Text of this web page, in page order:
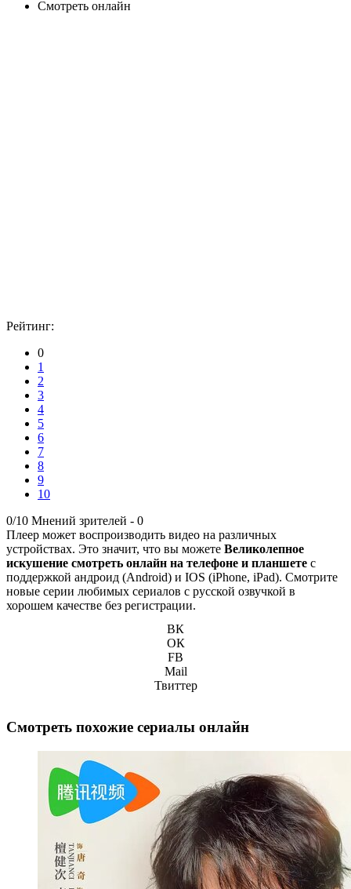
Смотреть онлайн
Рейтинг:
0
1
2
3
4
5
6
7
8
9
10
0/10 Мнений зрителей - 0
Плеер может воспроизводить видео на различных
устройствах. Это значит, что вы можете Великолепное
искушение смотреть онлайн на телефоне и планшете с
поддержкой андроид (Android) и IOS (iPhone, iPad). Смотрите
новые серии любимых сериалов с русской озвучкой в
хорошем качестве без регистрации.
ВК
ОК
FB
Mail
Твиттер
Смотреть похожие сериалы онлайн